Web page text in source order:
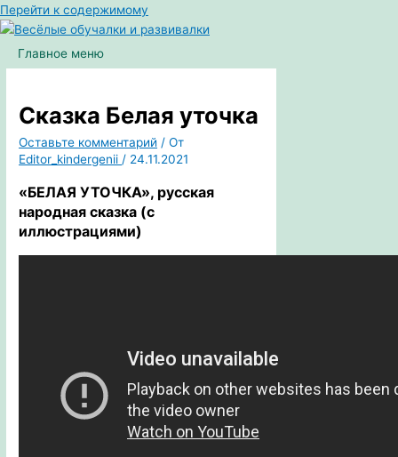
Перейти к содержимому
Главное меню
Сказка Белая уточка
Оставьте комментарий / От
Editor_kindergenii / 24.11.2021
«БЕЛАЯ УТОЧКА», русская
народная сказка (с
иллюстрациями)